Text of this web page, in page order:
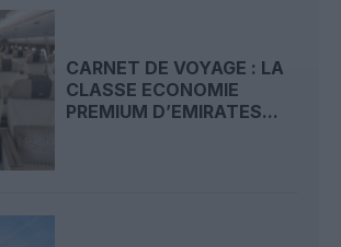
CARNET DE VOYAGE : LA
CLASSE ECONOMIE
PREMIUM D’EMIRATES...